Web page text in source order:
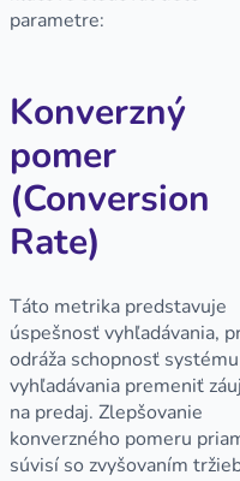
parametre:
Konverzný
pomer
(Conversion
Rate)
Táto metrika predstavuje
úspešnosť vyhľadávania,
odráža schopnosť systému
vyhľadávania premeniť
na predaj. Zlepšovanie
konverzného pomeru
súvisí so zvyšovaním